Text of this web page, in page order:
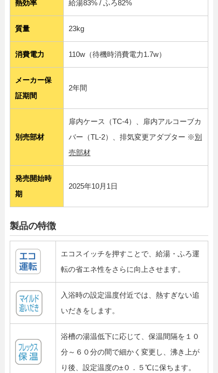
熱効率 給湯83% / ふろ82%
質量 23kg
消費電力 110w（待機時消費電力1.7w）
メーカー保
証期間
2年間
別売部材
扉内ケース（TC-4）、扉内アルコーブカ
バー（TL-2）、排気変更アダプター ※別
売部材
発売開始時
期
2025年10月1日
製品の特徴
エコスイッチを押すことで、給湯・ふろ運
転の省エネ性をさらに向上させます。
入浴時の設定温度付近では、熱すぎない追
いだきをします。
浴槽の湯温低下に応じて、保温間隔を１０
分～６０分の間で細かく変更し、沸き上が
り後、設定温度の±０．５℃に保ちます。